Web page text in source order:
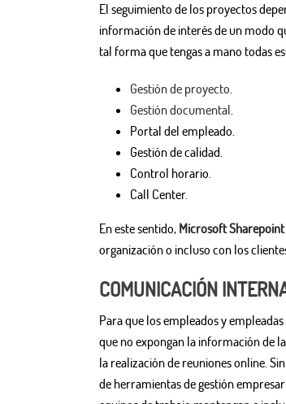
El seguimiento de los proyectos
información de interés de un modo
tal forma que tengas a mano todas
Gestión de proyecto.
Gestión documental.
Portal del empleado.
Gestión de calidad.
Control horario.
Call Center.
En este sentido, Microsoft Sharepoint
organización o incluso con los
COMUNICACIÓN
Para que los empleados y
que no expongan la información de
la realización de reuniones online.
de herramientas de gestión